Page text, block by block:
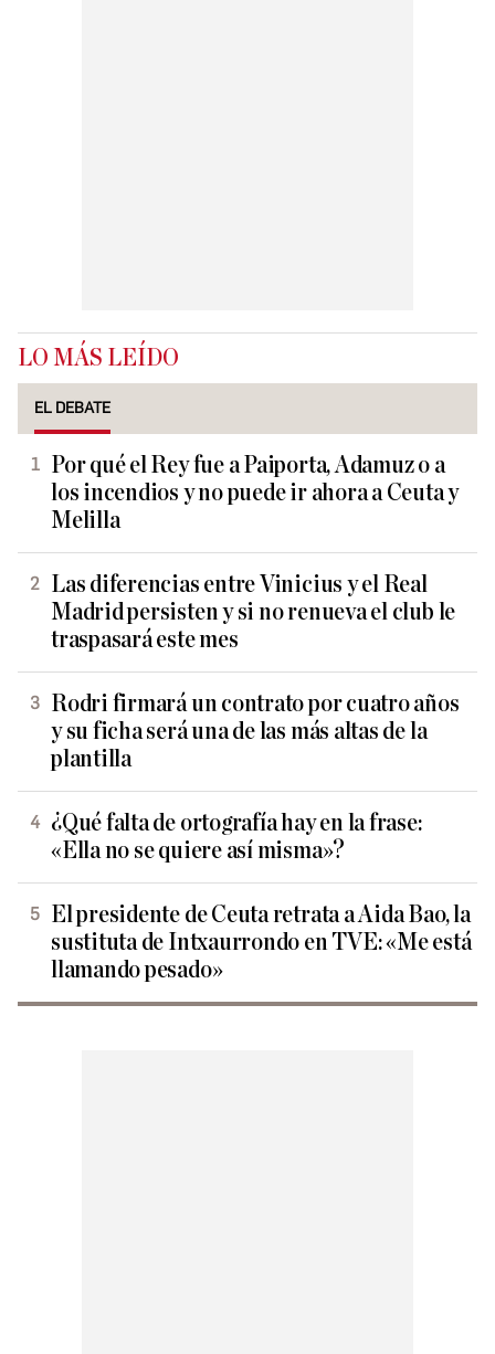
LO MÁS LEÍDO
EL DEBATE
Por qué el Rey fue a Paiporta, Adamuz o a
los incendios y no puede ir ahora a Ceuta y
Melilla
Las diferencias entre Vinicius y el Real
Madrid persisten y si no renueva el club le
traspasará este mes
Rodri firmará un contrato por cuatro años
y su ficha será una de las más altas de la
plantilla
¿Qué falta de ortografía hay en la frase:
«Ella no se quiere así misma»?
El presidente de Ceuta retrata a Aida Bao, la
sustituta de Intxaurrondo en TVE: «Me está
llamando pesado»